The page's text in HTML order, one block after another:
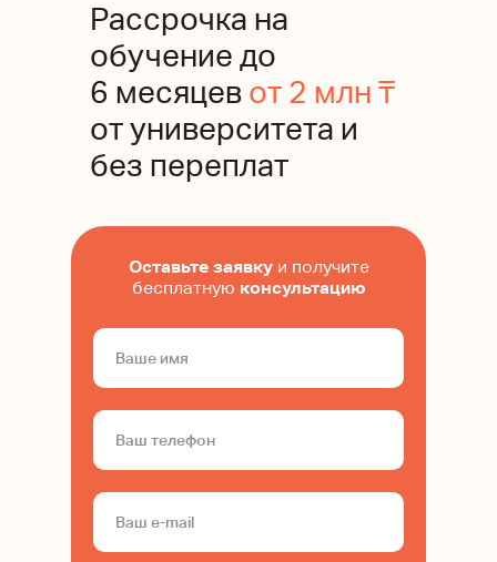
Рассрочка на
обучение до
6 месяцев от 2 млн ₸
от университета и
без переплат
Оставьте заявкуи получите
бесплатную консультацию